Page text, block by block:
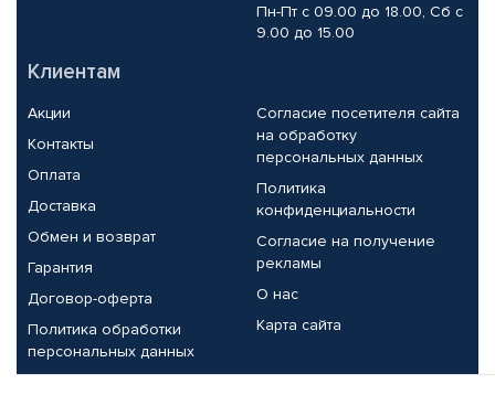
Пн-Пт с 09.00 до 18.00, Сб с
9.00 до 15.00
Клиентам
Акции
Контакты
Оплата
Доставка
Обмен и возврат
Гарантия
Договор-оферта
Политика обработки
персональных данных
Согласие посетителя сайта
на обработку
персональных данных
Политика
конфиденциальности
Согласие на получение
рекламы
О нас
Карта сайта